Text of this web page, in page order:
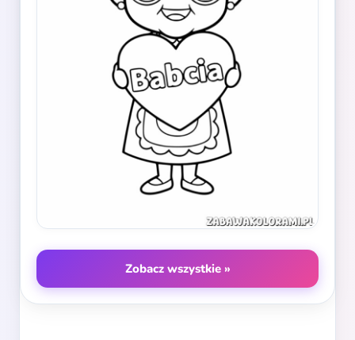
Zobacz wszystkie »